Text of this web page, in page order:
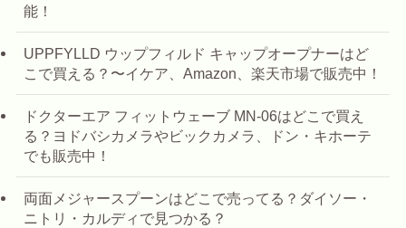
能！
UPPFYLLD ウップフィルド キャップオープナーはど
こで買える？〜イケア、Amazon、楽天市場で販売中！
ドクターエア フィットウェーブ MN-06はどこで買え
る？ヨドバシカメラやビックカメラ、ドン・キホーテ
でも販売中！
両面メジャースプーンはどこで売ってる？ダイソー・
ニトリ・カルディで見つかる？